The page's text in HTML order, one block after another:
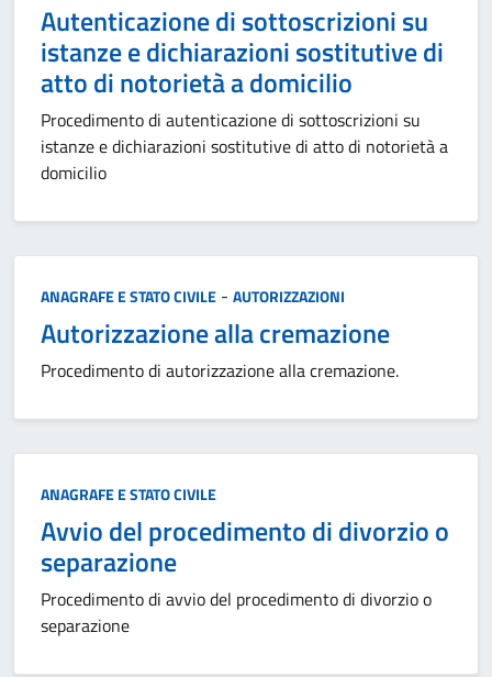
Autenticazione di sottoscrizioni su
istanze e dichiarazioni sostitutive di
atto di notorietà a domicilio
Procedimento di autenticazione di sottoscrizioni su
istanze e dichiarazioni sostitutive di atto di notorietà a
domicilio
Categoria:
ANAGRAFE E STATO CIVILE - AUTORIZZAZIONI
Autorizzazione alla cremazione
Procedimento di autorizzazione alla cremazione.
Categoria:
ANAGRAFE E STATO CIVILE
Avvio del procedimento di divorzio o
separazione
Procedimento di avvio del procedimento di divorzio o
separazione